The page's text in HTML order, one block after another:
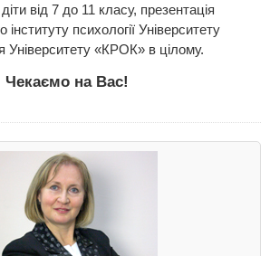
від 7 до 11 класу, презентація
психології Університету
Університету «КРОК» в цілому.
Чекаємо на Вас!